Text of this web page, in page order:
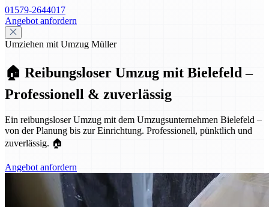
01579-2644017
Angebot anfordern
Umziehen mit Umzug Müller
🏠 Reibungsloser Umzug mit Bielefeld –
Professionell & zuverlässig
Ein reibungsloser Umzug mit dem Umzugsunternehmen Bielefeld –
von der Planung bis zur Einrichtung. Professionell, pünktlich und
zuverlässig. 🏠
Angebot anfordern